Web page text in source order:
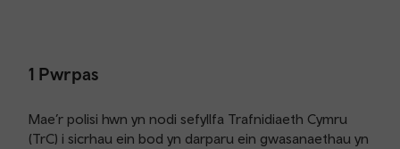
1 Pwrpas
Mae’r polisi hwn yn nodi sefyllfa Trafnidiaeth Cymru
(TrC) i sicrhau ein bod yn darparu ein gwasanaethau yn